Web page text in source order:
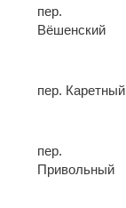
пер.
Вёшенский
пер. Каретный
пер.
Привольный